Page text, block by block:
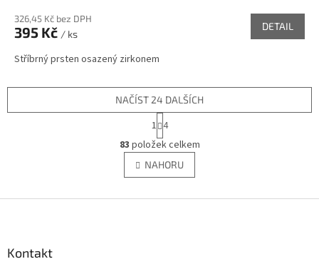
326,45 Kč bez DPH
395 Kč / ks
DETAIL
Stříbrný prsten osazený zirkonem
O
v
l
á
NAČÍST 24 DALŠÍCH
S
t
r
á
n
k
v
1 4
83 položek celkem
NAHORU
Kontakt